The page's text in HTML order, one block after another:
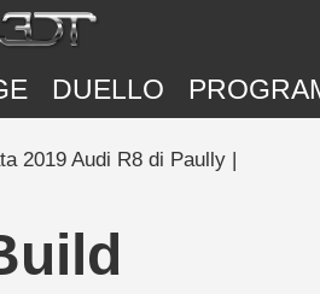
DUELLO
2019 Audi R8 di Paully |